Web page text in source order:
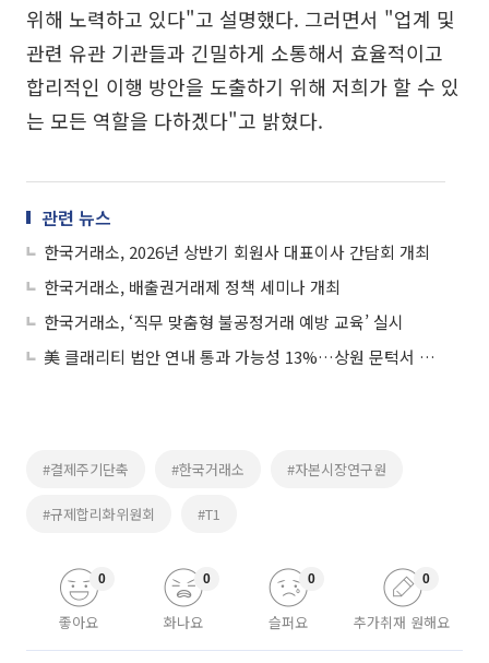
위해 노력하고 있다"고 설명했다. 그러면서 "업계 및
관련 유관 기관들과 긴밀하게 소통해서 효율적이고
합리적인 이행 방안을 도출하기 위해 저희가 할 수 있
는 모든 역할을 다하겠다"고 밝혔다.
관련 뉴스
한국거래소, 2026년 상반기 회원사 대표이사 간담회 개최
한국거래소, 배출권거래제 정책 세미나 개최
한국거래소, ‘직무 맞춤형 불공정거래 예방 교육’ 실시
美 클래리티 법안 연내 통과 가능성 13%…상원 문턱서 제동
#결제주기단축 #한국거래소 #자본시장연구원
#규제합리화위원회 #T1
좋아요
0
화나요
0
슬퍼요
0
추가취재 원해요
0